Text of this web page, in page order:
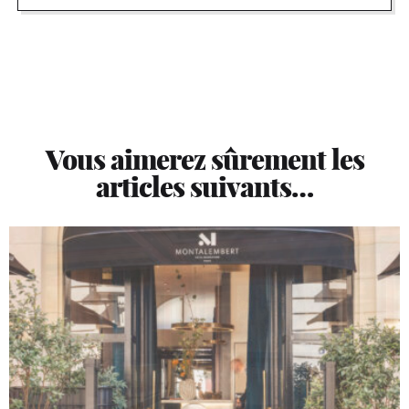
Vous aimerez sûrement les
articles suivants…